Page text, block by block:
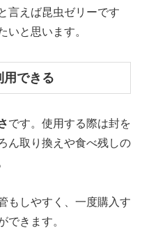
言えば昆虫ゼリーです
いと思います。
用できる
です。使用する際は封を
ん取り換えや食べ残しの
もしやすく、一度購入す
できます。